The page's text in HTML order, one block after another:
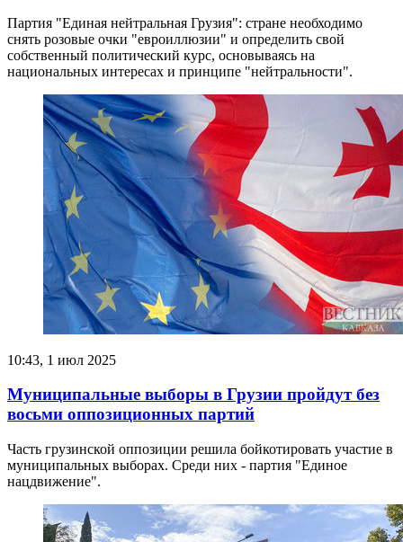
Партия "Единая нейтральная Грузия": стране необходимо
снять розовые очки "евроиллюзии" и определить свой
собственный политический курс, основываясь на
национальных интересах и принципе "нейтральности".
10:43, 1 июл 2025
Муниципальные выборы в Грузии пройдут без
восьми оппозиционных партий
Часть грузинской оппозиции решила бойкотировать участие в
муниципальных выборах. Среди них - партия "Единое
нацдвижение".